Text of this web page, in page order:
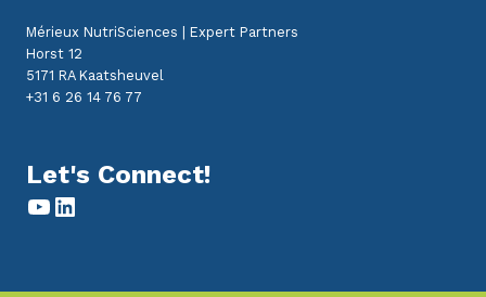
Mérieux NutriSciences | Expert Partners
Horst 12
5171 RA Kaatsheuvel
+31 6 26 14 76 77
Let's Connect!
YouTube
LinkedIn